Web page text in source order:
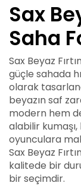
Sax
Saha
Sax Beyaz
güçle sahada
olarak
beyazın saf
modern hem
alabilir
oyunculara
Sax Beyaz
kalitede bir
bir seçimdir.